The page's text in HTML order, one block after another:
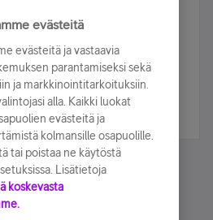
olet mukana arvonnassa.
evästeitä
evästeitä ja vastaavia
parantamiseksi sekä
ja markkinointitarkoituksiin.
alla. Kaikki luokat
evästeitä ja
kolmansille osapuolille.
tai poistaa ne käytöstä
Lisätietoja
koskevasta